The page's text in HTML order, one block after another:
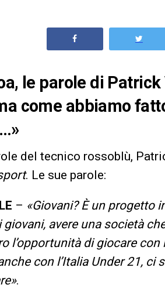
le parole di
come abbiamo
del tecnico rossoblù,
. Le sue parole:
– «Giovani? È un progetto
giovani, avere una società
l’opportunità di giocare
con l’Italia Under 21,
».